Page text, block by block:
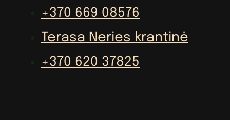
+370 669 08576
Terasa Neries krantinė
+370 620 37825